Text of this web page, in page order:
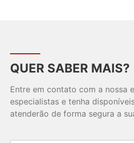
QUER SABER MAIS?
Entre em contato com a nossa
especialistas e tenha
atenderão de forma segura a